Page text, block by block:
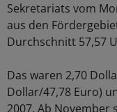
Sekretariats vom
aus den
Durchschnitt 57,57
Das waren 2,70
Dollar/47,78 Euro)
2007. Ab